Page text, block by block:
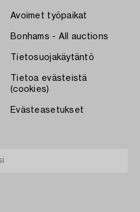
Avoimet työpaikat
Bonhams - All auctions
Tietosuojakäytäntö
Tietoa evästeistä
(cookies)
Evästeasetukset